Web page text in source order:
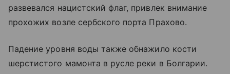
развевался нацистский флаг, привлек внимание
прохожих возле сербского порта Прахово.
Падение уровня воды также обнажило кости
шерстистого мамонта в русле реки в Болгарии.